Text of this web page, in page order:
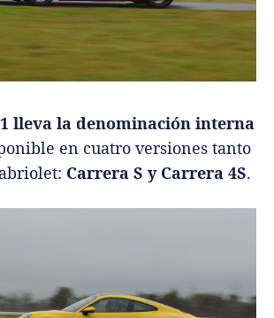
lleva la denominación interna
en cuatro versiones tanto
Carrera S y Carrera 4S.